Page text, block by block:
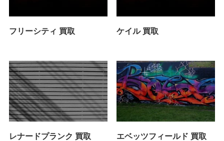
フリーシティ 買取 ケイル 買取
レナードプランク 買取 エベッツフィールド 買取